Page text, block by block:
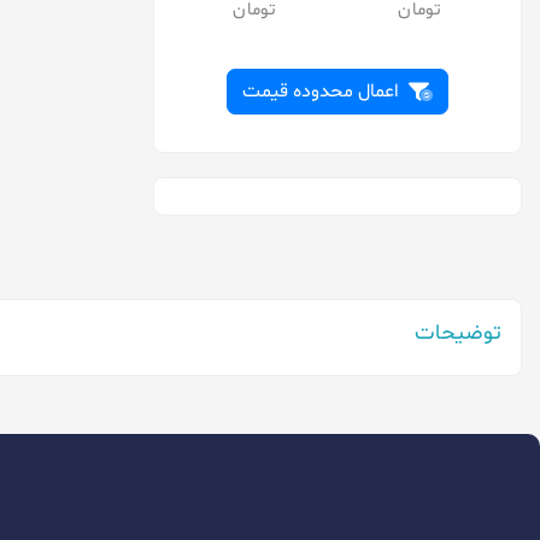
توشیبا
دیاموند
روندا
اعمال محدوده قیمت
توضیحات